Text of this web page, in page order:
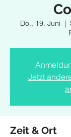
Do., 19. Juni
  |
Jetzt
Zeit & Ort